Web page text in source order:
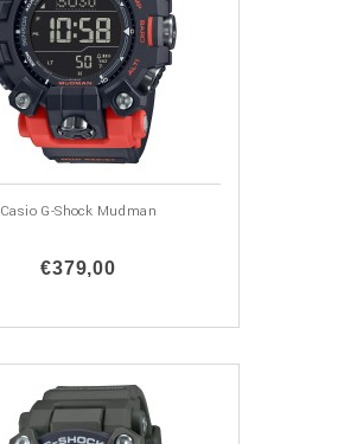
Casio G-Shock Mudman
€379,00